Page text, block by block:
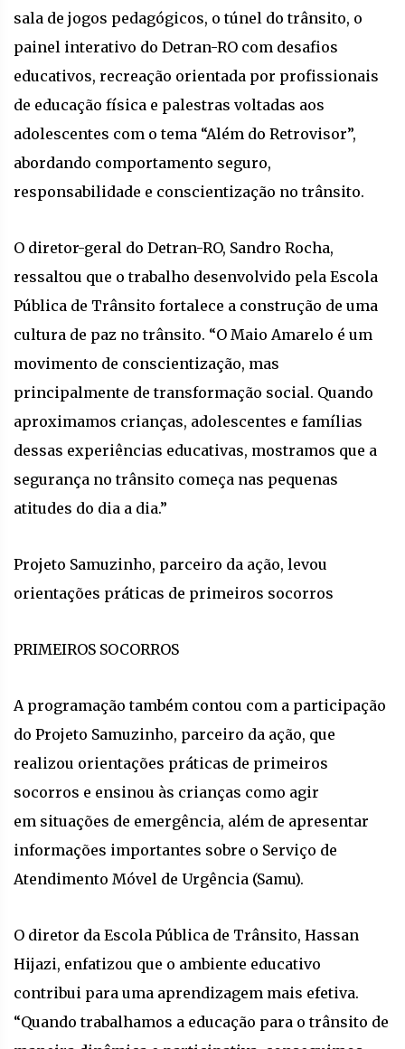
sala de jogos pedagógicos, o túnel do trânsito, o
painel interativo do Detran-RO com desafios
educativos, recreação orientada por profissionais
de educação física e palestras voltadas aos
adolescentes com o tema “Além do Retrovisor”,
abordando comportamento seguro,
responsabilidade e conscientização no trânsito.
O diretor-geral do Detran-RO, Sandro Rocha,
ressaltou que o trabalho desenvolvido pela Escola
Pública de Trânsito fortalece a construção de uma
cultura de paz no trânsito. “O Maio Amarelo é um
movimento de conscientização, mas
principalmente de transformação social. Quando
aproximamos crianças, adolescentes e famílias
dessas experiências educativas, mostramos que a
segurança no trânsito começa nas pequenas
atitudes do dia a dia.”
Projeto Samuzinho, parceiro da ação, levou
orientações práticas de primeiros socorros
PRIMEIROS SOCORROS
A programação também contou com a participação
do Projeto Samuzinho, parceiro da ação, que
realizou orientações práticas de primeiros
socorros e ensinou às crianças como agir
em situações de emergência, além de apresentar
informações importantes sobre o Serviço de
Atendimento Móvel de Urgência (Samu).
O diretor da Escola Pública de Trânsito, Hassan
Hijazi, enfatizou que o ambiente educativo
contribui para uma aprendizagem mais efetiva.
“Quando trabalhamos a educação para o trânsito de